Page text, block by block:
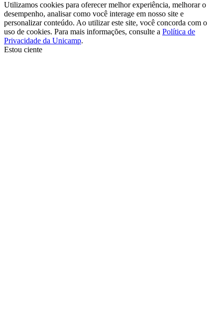
Utilizamos cookies para oferecer melhor experiência, melhorar o
desempenho, analisar como você interage em nosso site e
personalizar conteúdo. Ao utilizar este site, você concorda com o
uso de cookies. Para mais informações, consulte a Política de
Privacidade da Unicamp.
Estou ciente